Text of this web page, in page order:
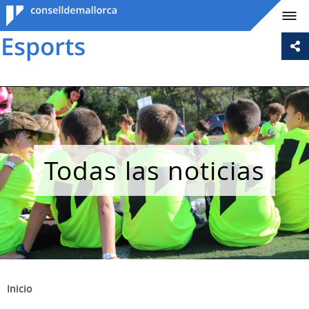
Consell de
Mallorca
Todas las noticias
Inicio